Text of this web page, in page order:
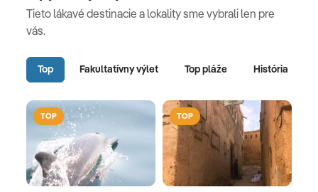
Tieto lákavé destinacie a lokality sme vybrali len pre
vás.
Top Fakultatívny výlet Top pláže História
TOP TOP